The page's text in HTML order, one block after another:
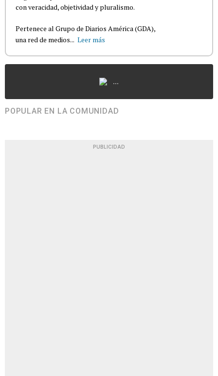
con veracidad, objetividad y pluralismo.
Pertenece al Grupo de Diarios América (GDA),
una red de medios... Leer más
...
POPULAR EN LA COMUNIDAD
PUBLICIDAD